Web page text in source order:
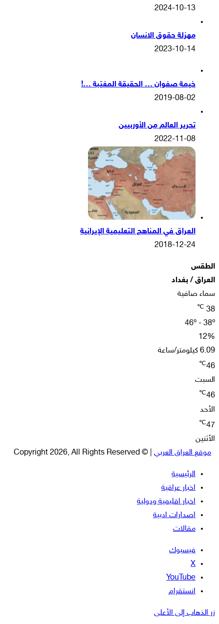
2024-10-13
مهزلة حقوق الانسان
2023-10-14
خيمة صفوان … الحقيقة المغيّبة …!
2019-08-02
تحرير العالم من الأوربيين
2022-11-08
العراق في المناهج التعليمية الإيرانية
2018-12-24
الطقس
العراق / بغداد
سماء صافية
38
℃
46º - 38º
12%
6.09 كيلومتر/ساعة
46
℃
السبت
46
℃
الأحد
47
℃
الأثنين
موقع العراق العربي | © Copyright 2026, All Rights Reserved
الرئيسية
اخبار عراقية
اخبار اقليمية ودولية
اصدارات ادبية
مقالات
فيسبوك
‫X
‫YouTube
انستقرام
زر الذهاب إلى الأعلى